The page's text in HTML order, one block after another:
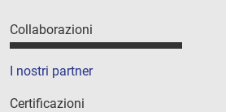
Collaborazioni
I nostri partner
Certificazioni